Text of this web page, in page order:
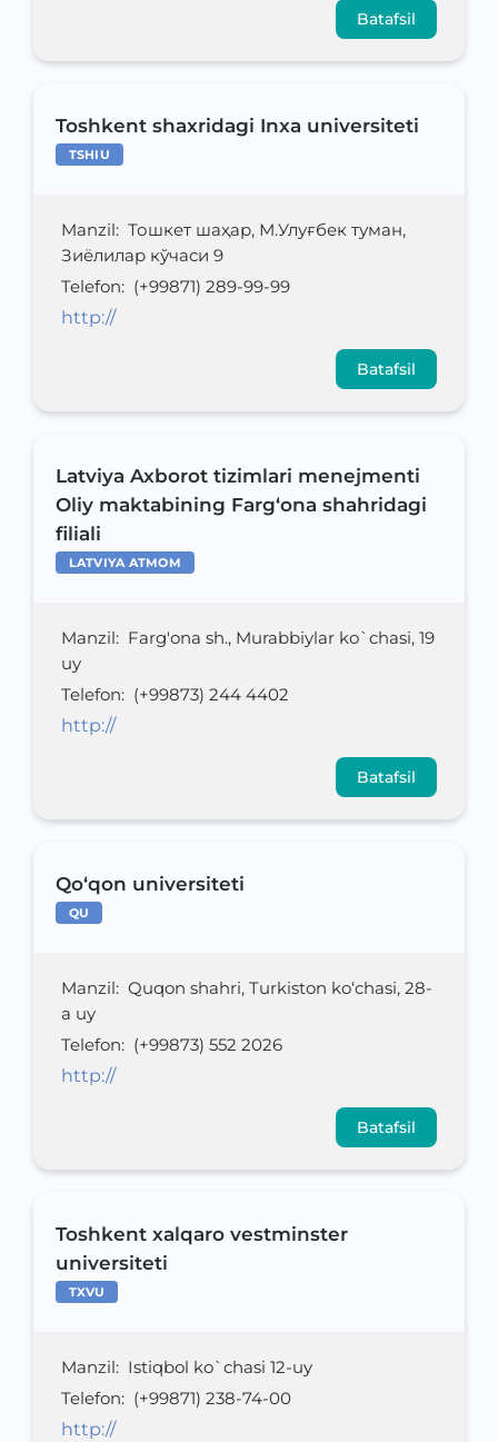
Batafsil
Toshkent shaxridagi Inxa universiteti
TSHIU
Manzil: Тошкет шаҳар, М.Улуғбек туман,
Зиёлилар кўчаси 9
Telefon: (+99871) 289-99-99
http://
Batafsil
Latviya Axborot tizimlari menejmenti
Oliy maktabining Farg‘ona shahridagi
filiali
LATVIYA ATMOM
Manzil: Farg'ona sh., Murabbiylar ko`chasi, 19
uy
Telefon: (+99873) 244 4402
http://
Batafsil
Qo‘qon universiteti
QU
Manzil: Quqon shahri, Turkiston ko‘chasi, 28-
a uy
Telefon: (+99873) 552 2026
http://
Batafsil
Toshkent xalqaro vestminster
universiteti
TXVU
Manzil: Istiqbol ko`chasi 12-uy
Telefon: (+99871) 238-74-00
http://